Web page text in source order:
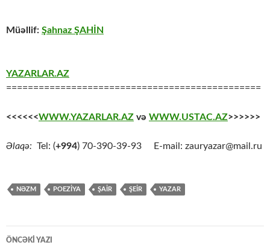
Müəllif: Şahnaz ŞAHİN
YAZARLAR.AZ
===============================================
<<<<<<WWW.YAZARLAR.AZ və WWW.USTAC.AZ>>>>>>
Əlaqə: Tel: (+994) 70-390-39-93 E-mail: zauryazar@mail.ru
NƏZM POEZİYA ŞAİR ŞEİR YAZAR
Yazılar
ÖNCƏKI YAZI